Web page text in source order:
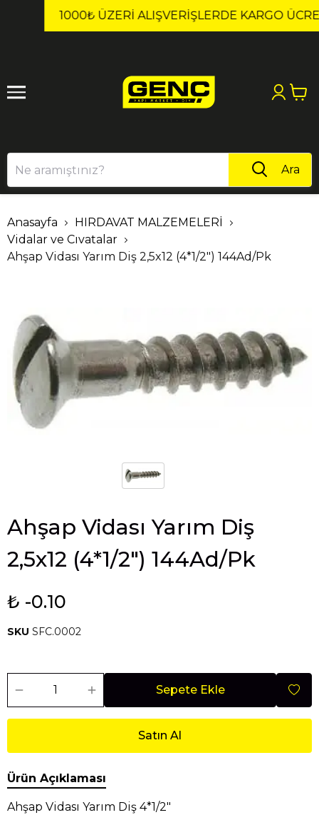
1000₺ ÜZERI ALIŞVERIŞLERDE KARGO ÜCRETSİZ!
1 2
Ara
Anasayfa
HIRDAVAT MALZEMELERİ
Vidalar ve Cıvatalar
Ahşap Vidası Yarım Diş 2,5x12 (4*1/2") 144Ad/Pk
Ahşap Vidası Yarım Diş
2,5x12 (4*1/2") 144Ad/Pk
₺ -0.10
SKU SFC.0002
Sepete Ekle
Satın Al
Ürün Açıklaması
Ahşap Vidası Yarım Diş 4*1/2"